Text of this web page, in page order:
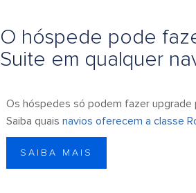
O hóspede pode
Suite em qualquer
Os hóspedes só podem fazer upgrade
Saiba quais navios oferecem a classe
SAIBA MAIS